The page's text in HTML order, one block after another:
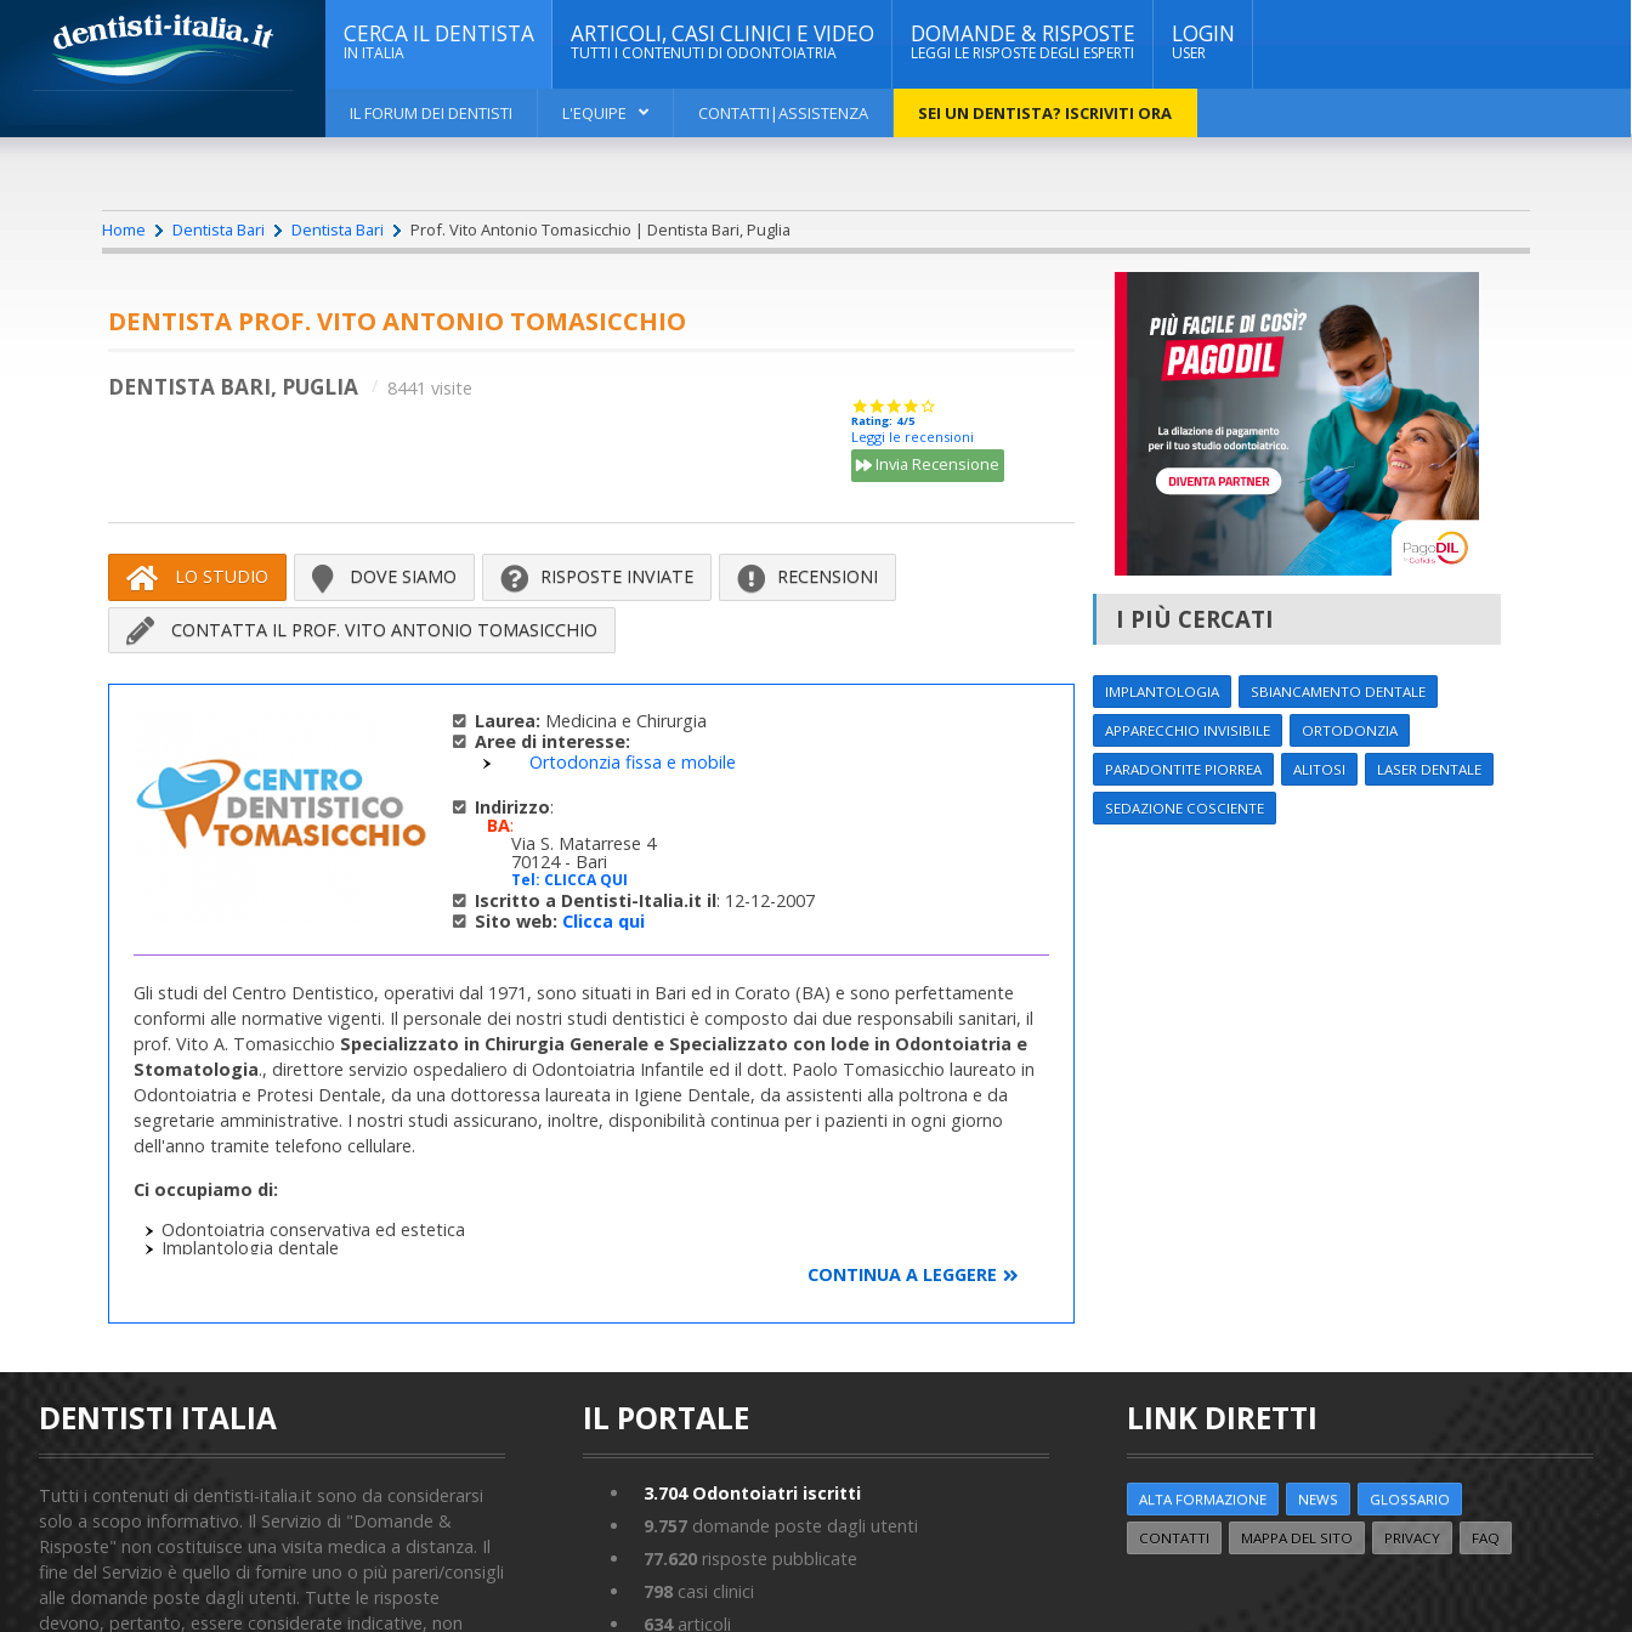
CERCA IL DENTISTA
IN ITALIA
ARTICOLI, CASI CLINICI E VIDEO
TUTTI I CONTENUTI DI ODONTOIATRIA
DOMANDE & RISPOSTE
LEGGI LE RISPOSTE DEGLI ESPERTI
LOGIN
USER
IL FORUM DEI DENTISTI L'EQUIPE CONTATTI|ASSISTENZA SEI UN DENTISTA? ISCRIVITI ORA
Home Dentista Bari Dentista Bari Prof. Vito Antonio Tomasicchio | Dentista Bari, Puglia
DENTISTA PROF. VITO ANTONIO TOMASICCHIO
DENTISTA BARI, PUGLIA 8441 visite
Rating: 4/5
Leggi le recensioni
Invia Recensione
LO STUDIO DOVE SIAMO RISPOSTE INVIATE RECENSIONI
CONTATTA IL PROF. VITO ANTONIO TOMASICCHIO
Laurea: Medicina e Chirurgia
Aree di interesse:
Ortodonzia fissa e mobile
Indirizzo:
BA:
Via S. Matarrese 4
70124 - Bari
Tel: CLICCA QUI
Iscritto a Dentisti-Italia.it il: 12-12-2007
Sito web: Clicca qui
Gli studi del Centro Dentistico, operativi dal 1971, sono situati in Bari ed in Corato (BA) e sono perfettamente
conformi alle normative vigenti. Il personale dei nostri studi dentistici è composto dai due responsabili sanitari, il
prof. Vito A. Tomasicchio Specializzato in Chirurgia Generale e Specializzato con lode in Odontoiatria e
Stomatologia., direttore servizio ospedaliero di Odontoiatria Infantile ed il dott. Paolo Tomasicchio laureato in
Odontoiatria e Protesi Dentale, da una dottoressa laureata in Igiene Dentale, da assistenti alla poltrona e da
segretarie amministrative. I nostri studi assicurano, inoltre, disponibilità continua per i pazienti in ogni giorno
dell'anno tramite telefono cellulare.
Ci occupiamo di:
Odontoiatria conservativa ed estetica
Implantologia dentale
Chirurgia orale e maxillofacciale
Terapia estetica e Sbiancamento dentale
Gnatologia e terapia delle Cefalee correlate a disfunzioni dell'apparato masticatorio.
CONTINUA A LEGGERE
I PIÙ CERCATI
IMPLANTOLOGIA SBIANCAMENTO DENTALE
APPARECCHIO INVISIBILE ORTODONZIA
PARADONTITE PIORREA ALITOSI LASER DENTALE
SEDAZIONE COSCIENTE
DENTISTI ITALIA
Tutti i contenuti di dentisti-italia.it sono da considerarsi
solo a scopo informativo. Il Servizio di "Domande &
Risposte" non costituisce una visita medica a distanza. Il
fine del Servizio è quello di fornire uno o più pareri/consigli
alle domande poste dagli utenti. Tutte le risposte
devono, pertanto, essere considerate indicative, non
IL PORTALE
3.704Odontoiatri iscritti
9.757 domande poste dagli utenti
77.620 risposte pubblicate
798 casi clinici
634articoli
LINK DIRETTI
ALTA FORMAZIONE NEWS GLOSSARIO
CONTATTI MAPPA DEL SITO PRIVACY FAQ